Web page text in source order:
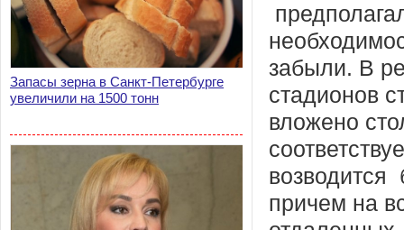
Запасы зерна в Санкт-Петербурге
увеличили на 1500 тонн
забыли. В
стадионов
вложено
возводится
причем на